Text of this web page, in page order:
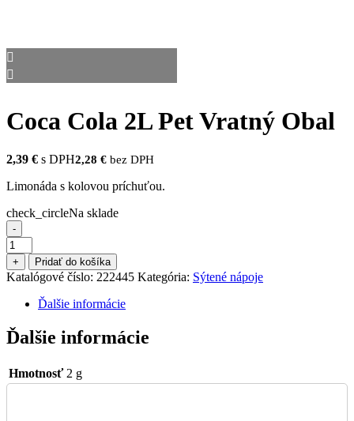
Coca Cola 2L Pet Vratný Obal
2,39 € s DPH2,28 € bez DPH
Limonáda s kolovou príchuťou.
check_circleNa sklade
-
množstvo
Coca
Cola
2L
Vratný
Obal
+ Pridať do košíka
Katalógové číslo: 222445 Kategória: Sýtené nápoje
Ďalšie informácie
Ďalšie informácie
Hmotnosť 2 g